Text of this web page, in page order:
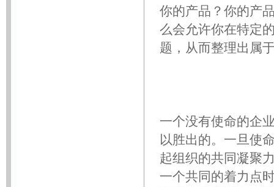
你的产品？你的产
么会允许你在特定
题，从而整理出属
一个没有使命的企
以胜出的。一旦使
起组织的共同凝聚
一个共同的着力点